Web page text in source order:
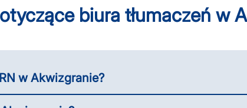
biura tłumaczeń w
w Akwizgranie?